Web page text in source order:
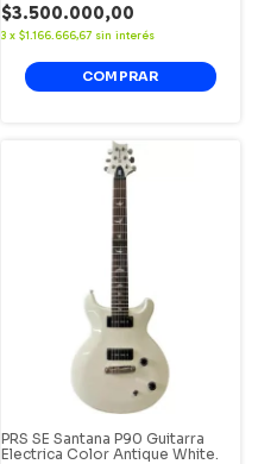
$3.500.000,00
3 x $1.166.666,67 sin interés
PRS SE Santana P90 Guitarra
Electrica Color Antique White.